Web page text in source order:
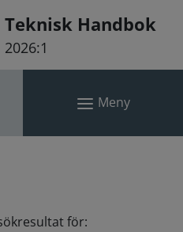
Teknisk Handbok
2026:1
Meny
för: